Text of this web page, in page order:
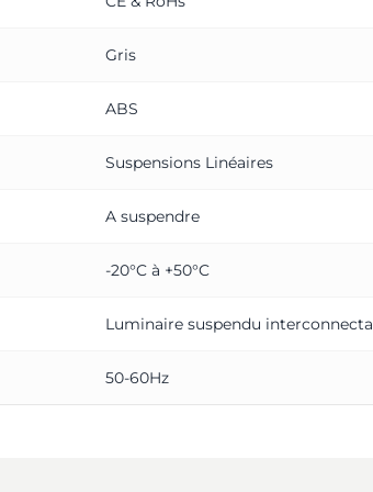
Gris
ABS
Suspensions Linéaires
A suspendre
-20°C à +50°C
Luminaire suspendu
50-60Hz